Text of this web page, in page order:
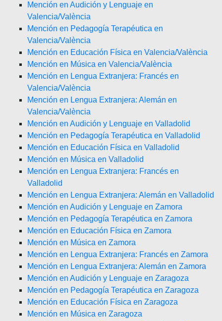
Mención en Audición y Lenguaje en
Valencia/València
Mención en Pedagogía Terapéutica en
Valencia/València
Mención en Educación Física en Valencia/València
Mención en Música en Valencia/València
Mención en Lengua Extranjera: Francés en
Valencia/València
Mención en Lengua Extranjera: Alemán en
Valencia/València
Mención en Audición y Lenguaje en Valladolid
Mención en Pedagogía Terapéutica en Valladolid
Mención en Educación Física en Valladolid
Mención en Música en Valladolid
Mención en Lengua Extranjera: Francés en
Valladolid
Mención en Lengua Extranjera: Alemán en Valladolid
Mención en Audición y Lenguaje en Zamora
Mención en Pedagogía Terapéutica en Zamora
Mención en Educación Física en Zamora
Mención en Música en Zamora
Mención en Lengua Extranjera: Francés en Zamora
Mención en Lengua Extranjera: Alemán en Zamora
Mención en Audición y Lenguaje en Zaragoza
Mención en Pedagogía Terapéutica en Zaragoza
Mención en Educación Física en Zaragoza
Mención en Música en Zaragoza